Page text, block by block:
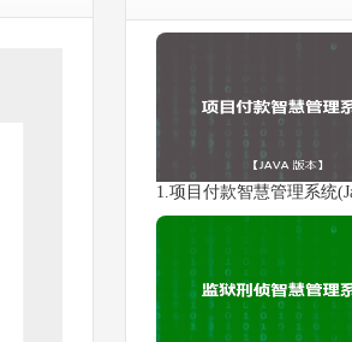
1.项目付款智慧管理系统